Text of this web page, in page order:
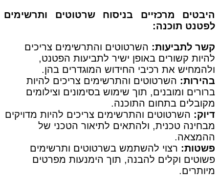
היבטים מרכזיים בניסוח שרטוטים ותרשימים
לפטנט תוכנה:
קשר לתביעות: השרטוטים והתרשימים צריכים
להיות קשורים באופן ישיר לתביעות הפטנט,
ולהמחיש את רכיבי החידוש המוגדרים בהן.
בהירות: השרטוטים והתרשימים צריכים להיות
ברורים ומובנים, תוך שימוש בסימונים וצילומים
מקובלים בתחום התוכנה.
דיוק: השרטוטים והתרשימים צריכים להיות מדויקים
מבחינה טכנית, ולהתאים לתיאור הטכני של
ההמצאה.
פשטות: רצוי להשתמש בשרטוטים ותרשימים
פשוטים וקלים להבנה, תוך הימנעות מפרטים
מיותרים.